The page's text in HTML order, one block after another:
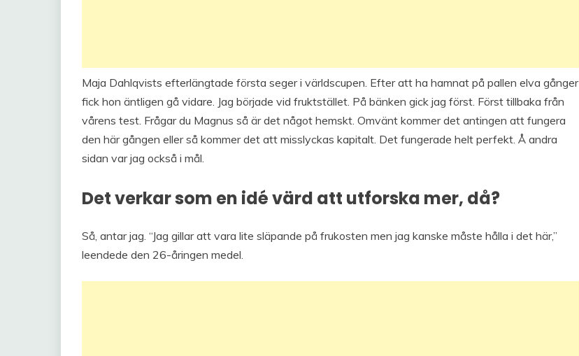
Maja Dahlqvists efterlängtade första seger i världscupen. Efter att ha hamnat på pallen elva gånger
fick hon äntligen gå vidare. Jag började vid fruktstället. På bänken gick jag först. Först tillbaka från
vårens test. Frågar du Magnus så är det något hemskt. Omvänt kommer det antingen att fungera
den här gången eller så kommer det att misslyckas kapitalt. Det fungerade helt perfekt. Å andra
sidan var jag också i mål.
Det verkar som en idé värd att utforska mer, då?
Så, antar jag. “Jag gillar att vara lite släpande på frukosten men jag kanske måste hålla i det här,”
leendede den 26-åringen medel.